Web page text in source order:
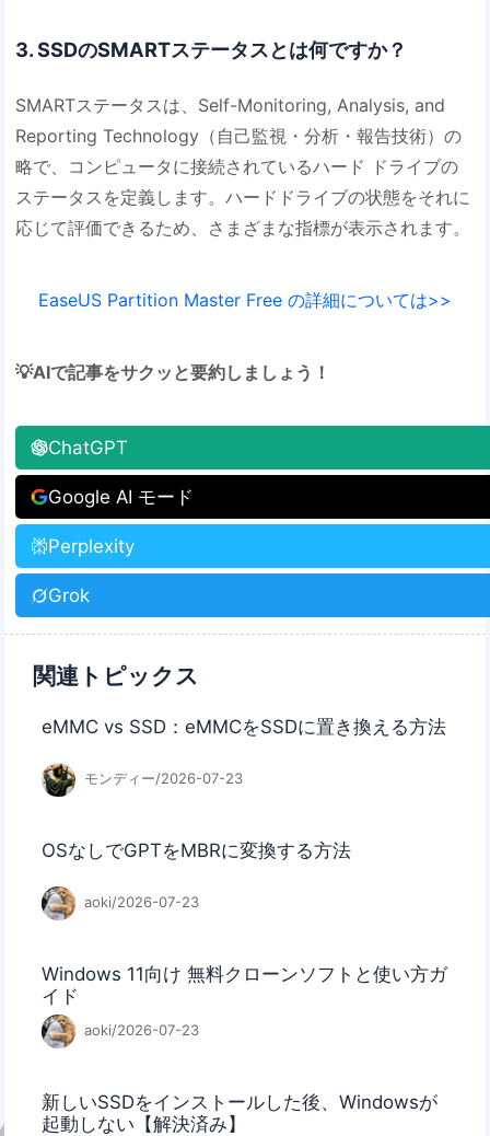
3. SSDのSMARTステータスとは何ですか？
SMARTステータスは、Self-Monitoring, Analysis, and
Reporting Technology（自己監視・分析・報告技術）の
略で、コンピュータに接続されているハード ドライブの
ステータスを定義します。ハードドライブの状態をそれに
応じて評価できるため、さまざまな指標が表示されます。
EaseUS Partition Master Free の詳細については>>
💡AIで記事をサクッと要約しましょう！
ChatGPT
Google AI モード
Perplexity
Grok
関連トピックス
eMMC vs SSD：eMMCをSSDに置き換える方法
モンディー/2026-07-23
OSなしでGPTをMBRに変換する方法
aoki/2026-07-23
Windows 11向け 無料クローンソフトと使い方ガ
イド
aoki/2026-07-23
新しいSSDをインストールした後、Windowsが
起動しない【解決済み】